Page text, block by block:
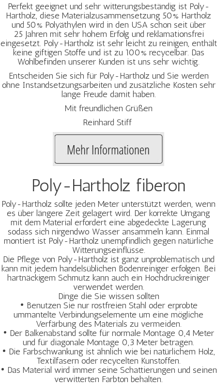
Perfekt geeignet und sehr witterungsbeständig ist Poly-
Hartholz, diese Materialzusammensetzung 50% Hartholz
und 50% Polyäthylen wird in den USA schon seit über
25 Jahren mit sehr hohem Erfolg und reklamationsfrei
eingesetzt. Poly-Hartholz ist sehr leicht zu reinigen, enthält
keine giftigen Stoffe und ist zu 100% recycelbar. Das
Wohlbefinden unserer Kunden ist uns sehr wichtig.
Entscheiden Sie sich für Poly-Hartholz und Sie werden
ohne Instandsetzungsarbeiten und zusätzliche Kosten sehr
lange Freude damit haben.
Mit freundlichen Grüßen
Reinhard Stiff
Poly-Hartholz fiberon
Poly-Hartholz sollte jeden Meter unterstützt werden, wenn
es über längere Zeit gelagert wird. Der korrekte Umgang
mit dem Material erfordert eine abgedeckte Lagerung
sodass sich nirgendwo Wasser ansammeln kann. Einmal
montiert ist Poly-Hartholz unempfindlich gegen natürliche
Witterungseinflüsse.
Die Pflege von Poly-Hartholz ist ganz unproblematisch und
kann mit jedem handelsüblichen Bodenreiniger erfolgen. Bei
hartnäckigem Schmutz kann auch ein Hochdruckreiniger
verwendet werden.
Dinge die Sie wissen sollten
• Benutzen Sie nur rostfreien Stahl oder erprobte
ummantelte Verbindungselemente um eine mögliche
Verfärbung des Materials zu vermeiden.
• Der Balkenabstand sollte für normale Montage 0,4 Meter
und für diagonale Montage 0,3 Meter betragen.
• Die Farbschwankung ist ähnlich wie bei natürlichem Holz,
Textilfasern oder recycelten Kunstoffen.
• Das Material wird immer seine Schattierungen und seinen
verwitterten Farbton behalten.